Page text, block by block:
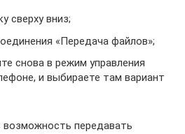
сверху вниз;
«Передача файлов»;
снова в режим управления
и выбираете там вариант
возможность передавать